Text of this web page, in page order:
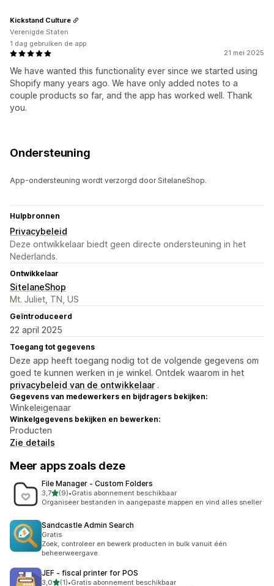
21 mei 2025
We have wanted this functionality ever since we started using
Shopify many years ago. We have only added notes to a
couple products so far, and the app has worked well. Thank
you.
Kickstand Culture
Verenigde Staten
1 dag gebruiken de app
Ondersteuning
App-ondersteuning wordt verzorgd door SitelaneShop.
Hulpbronnen
Privacybeleid
Deze ontwikkelaar biedt geen directe ondersteuning in het
Nederlands.
Ontwikkelaar
SitelaneShop
Mt. Juliet, TN, US
Geïntroduceerd
22 april 2025
Toegang tot gegevens
Deze app heeft toegang nodig tot de volgende gegevens om
goed te kunnen werken in je winkel. Ontdek waarom in het
privacybeleid van de ontwikkelaar .
Gegevens van medewerkers en bijdragers bekijken:
Winkeleigenaar
Winkelgegevens bekijken en bewerken:
Producten
Zie details
Meer apps zoals deze
File Manager ‑ Custom Folders
3,7van 5 sterren
(9)
9 recensies in totaal
•Gratis abonnement beschikbaar
Organiseer bestanden in aangepaste mappen en vind alles sneller
Sandcastle Admin Search
Gratis
Zoek, controleer en bewerk producten in bulk vanuit één
beheerweergave.
JEF ‑ fiscal printer for POS
3,0van 5 sterren
(1)•Gratis abonnement beschikbaar